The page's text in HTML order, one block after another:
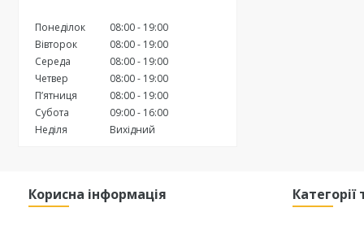
Понеділок 08:00
19:00
Вівторок
08:00
19:00
Середа
08:00
19:00
Четвер
08:00
19:00
Пʼятниця
08:00
19:00
Субота
09:00
16:00
Неділя
Вихідний
Корисна інформація Категорії